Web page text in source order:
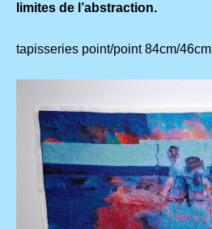
limites de l’abstraction.
tapisseries point/point 84cm/46cm